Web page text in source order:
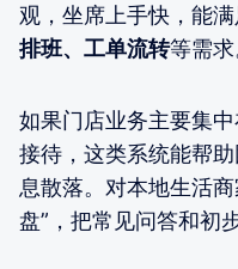
观，坐席上手快，能满
排班、工单流转等需求
如果门店业务主要集
接待，这类系统能帮
息散落。对本地生活
盘”，把常见问答和初